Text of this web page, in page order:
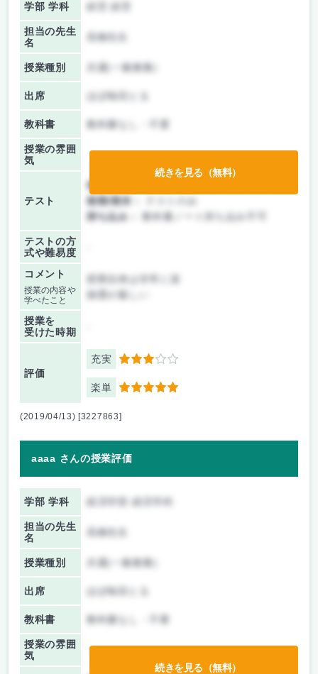
学部 学科
担当の先生
名
高橋先生
授業種別 共通(一般教養)
出席 ほぼ毎回とる
教科書 教科書なし・不要
授業の雰囲
気
テスト
前期/中間：
後期/期末：
持ち込み：
教科書ノート持ち込み不可
テストの方
式や難易度
コメント
授業の内容や
学べたこと
抽選が厳しい
授業を
受けた時期
評価
充実 3
楽単 5
続きを見る（無料）
(2019/04/13) [3227863]
aaaa さんの授業評価
学部 学科
担当の先生
名
高橋先生
授業種別 共通(一般教養)
出席 ほぼ毎回とる
教科書 教科書なし・不要
授業の雰囲
気
続きを見る（無料）